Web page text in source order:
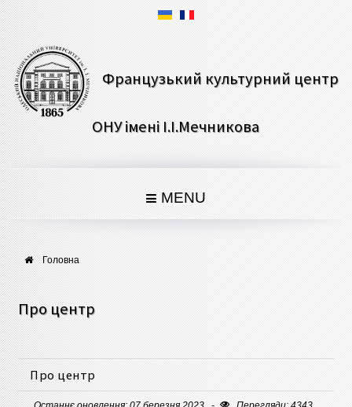
Французький культурний центр
ОНУ імені І.І.Мечникова
MENU
Головна
Про центр
Про центр